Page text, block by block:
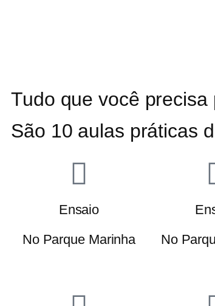
Tudo que você
São 10 aulas práticas
Ensaio
No Parque Marinha
No